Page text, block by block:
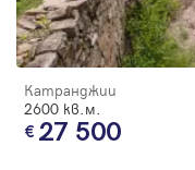
Катранджии
2600 кв.м.
27 500